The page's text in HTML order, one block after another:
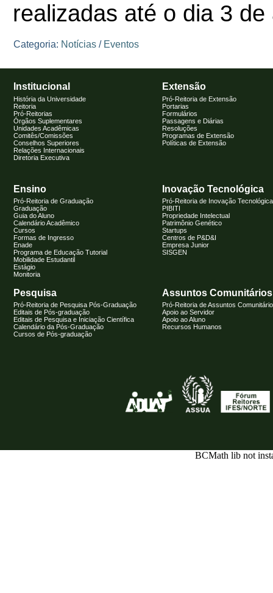
realizadas até o dia 3
Categoria: Notícias / Eventos
Institucional Extensão
História da Universidade
Reitoria
Pró-Reitorias
Órgãos Suplementares
Unidades Acadêmicas
Comitês/Comissões
Conselhos Superiores
Relações Internacionais
Diretoria Executiva
Pró-Reitoria de Extensão
Portarias
Formulários
Passagens e Diárias
Resoluções
Programas de Extensão
Políticas de Extensão
Ensino Inovação Tecnológica
Pró-Reitoria de Graduação
Graduação
Guia do Aluno
Calendário Acadêmico
Cursos
Formas de Ingresso
Enade
Programa de Educação Tutorial
Mobilidade Estudantil
Estágio
Monitoria
Pró-Reitoria de Inovação Tecnológica
PIBITI
Propriedade Intelectual
Patrimônio Genético
Startups
Centros de P&D&I
Empresa Junior
SISGEN
Pesquisa Assuntos Comunitários
Pró-Reitoria de Pesquisa Pós-Graduação
Editais de Pós-graduação
Editais de Pesquisa e Iniciação Científica
Calendário da Pós-Graduação
Cursos de Pós-graduação
Pró-Reitoria de Assuntos
Apoio ao Servidor
Apoio ao Aluno
Recursos Humanos
BCMath lib not